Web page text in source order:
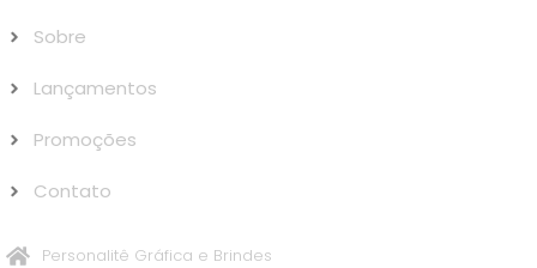
Sobre
Lançamentos
Promoções
Contato
Personalitê Gráfica e Brindes